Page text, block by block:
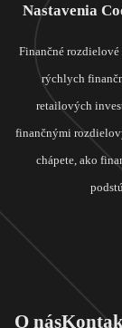
Nastavenia
Finančné
rýchlych
retailových
finančnými
chápete, ako
O nás